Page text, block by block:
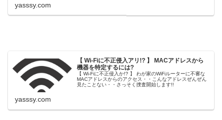
yasssy.com
【 Wi-Fiに不正侵入アリ!? 】 MACアドレスから
機器を特定するには?
【 Wi-Fiに不正侵入か!? 】 わが家のWiFiルーターに不審な
MACアドレスからのアクセス・・こんなアドレスぜんぜん
見たことない・・さっそく捜査開始します!!
yasssy.com